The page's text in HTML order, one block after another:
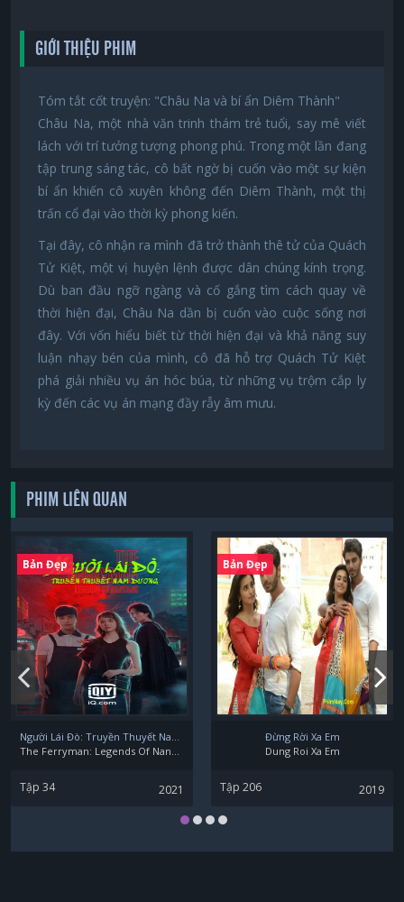
GIỚI THIỆU PHIM
Tóm tắt cốt truyện: "Châu Na và bí ẩn Diêm Thành"
Châu Na, một nhà văn trinh thám trẻ tuổi, say mê viết
lách với trí tưởng tượng phong phú. Trong một lần đang
tập trung sáng tác, cô bất ngờ bị cuốn vào một sự kiện
bí ẩn khiến cô xuyên không đến Diêm Thành, một thị
trấn cổ đại vào thời kỳ phong kiến.
Tại đây, cô nhận ra mình đã trở thành thê tử của Quách
Tử Kiệt, một vị huyện lệnh được dân chúng kính trọng.
Dù ban đầu ngỡ ngàng và cố gắng tìm cách quay về
thời hiện đại, Châu Na dần bị cuốn vào cuộc sống nơi
đây. Với vốn hiểu biết từ thời hiện đại và khả năng suy
luận nhạy bén của mình, cô đã hỗ trợ Quách Tử Kiệt
phá giải nhiều vụ án hóc búa, từ những vụ trộm cắp ly
kỳ đến các vụ án mạng đầy rẫy âm mưu.
PHIM LIÊN QUAN
Bản Đẹp
Tập 34 2021
Bản Đẹp
Đừng Rời Xa Em
Dung Roi Xa Em
Tập 206 2019